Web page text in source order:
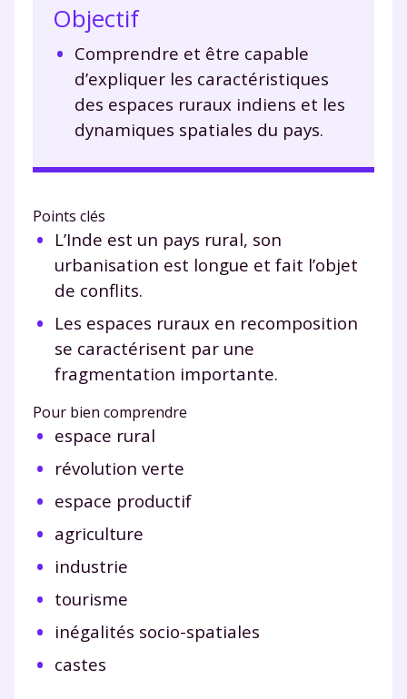
Objectif
Comprendre et être capable
d’expliquer les caractéristiques
des espaces ruraux indiens et les
dynamiques spatiales du pays.
Points clés
L’Inde est un pays rural, son
urbanisation est longue et fait l’objet
de conflits.
Les espaces ruraux en recomposition
se caractérisent par une
fragmentation importante.
Pour bien comprendre
espace rural
révolution verte
espace productif
agriculture
industrie
tourisme
inégalités socio-spatiales
castes